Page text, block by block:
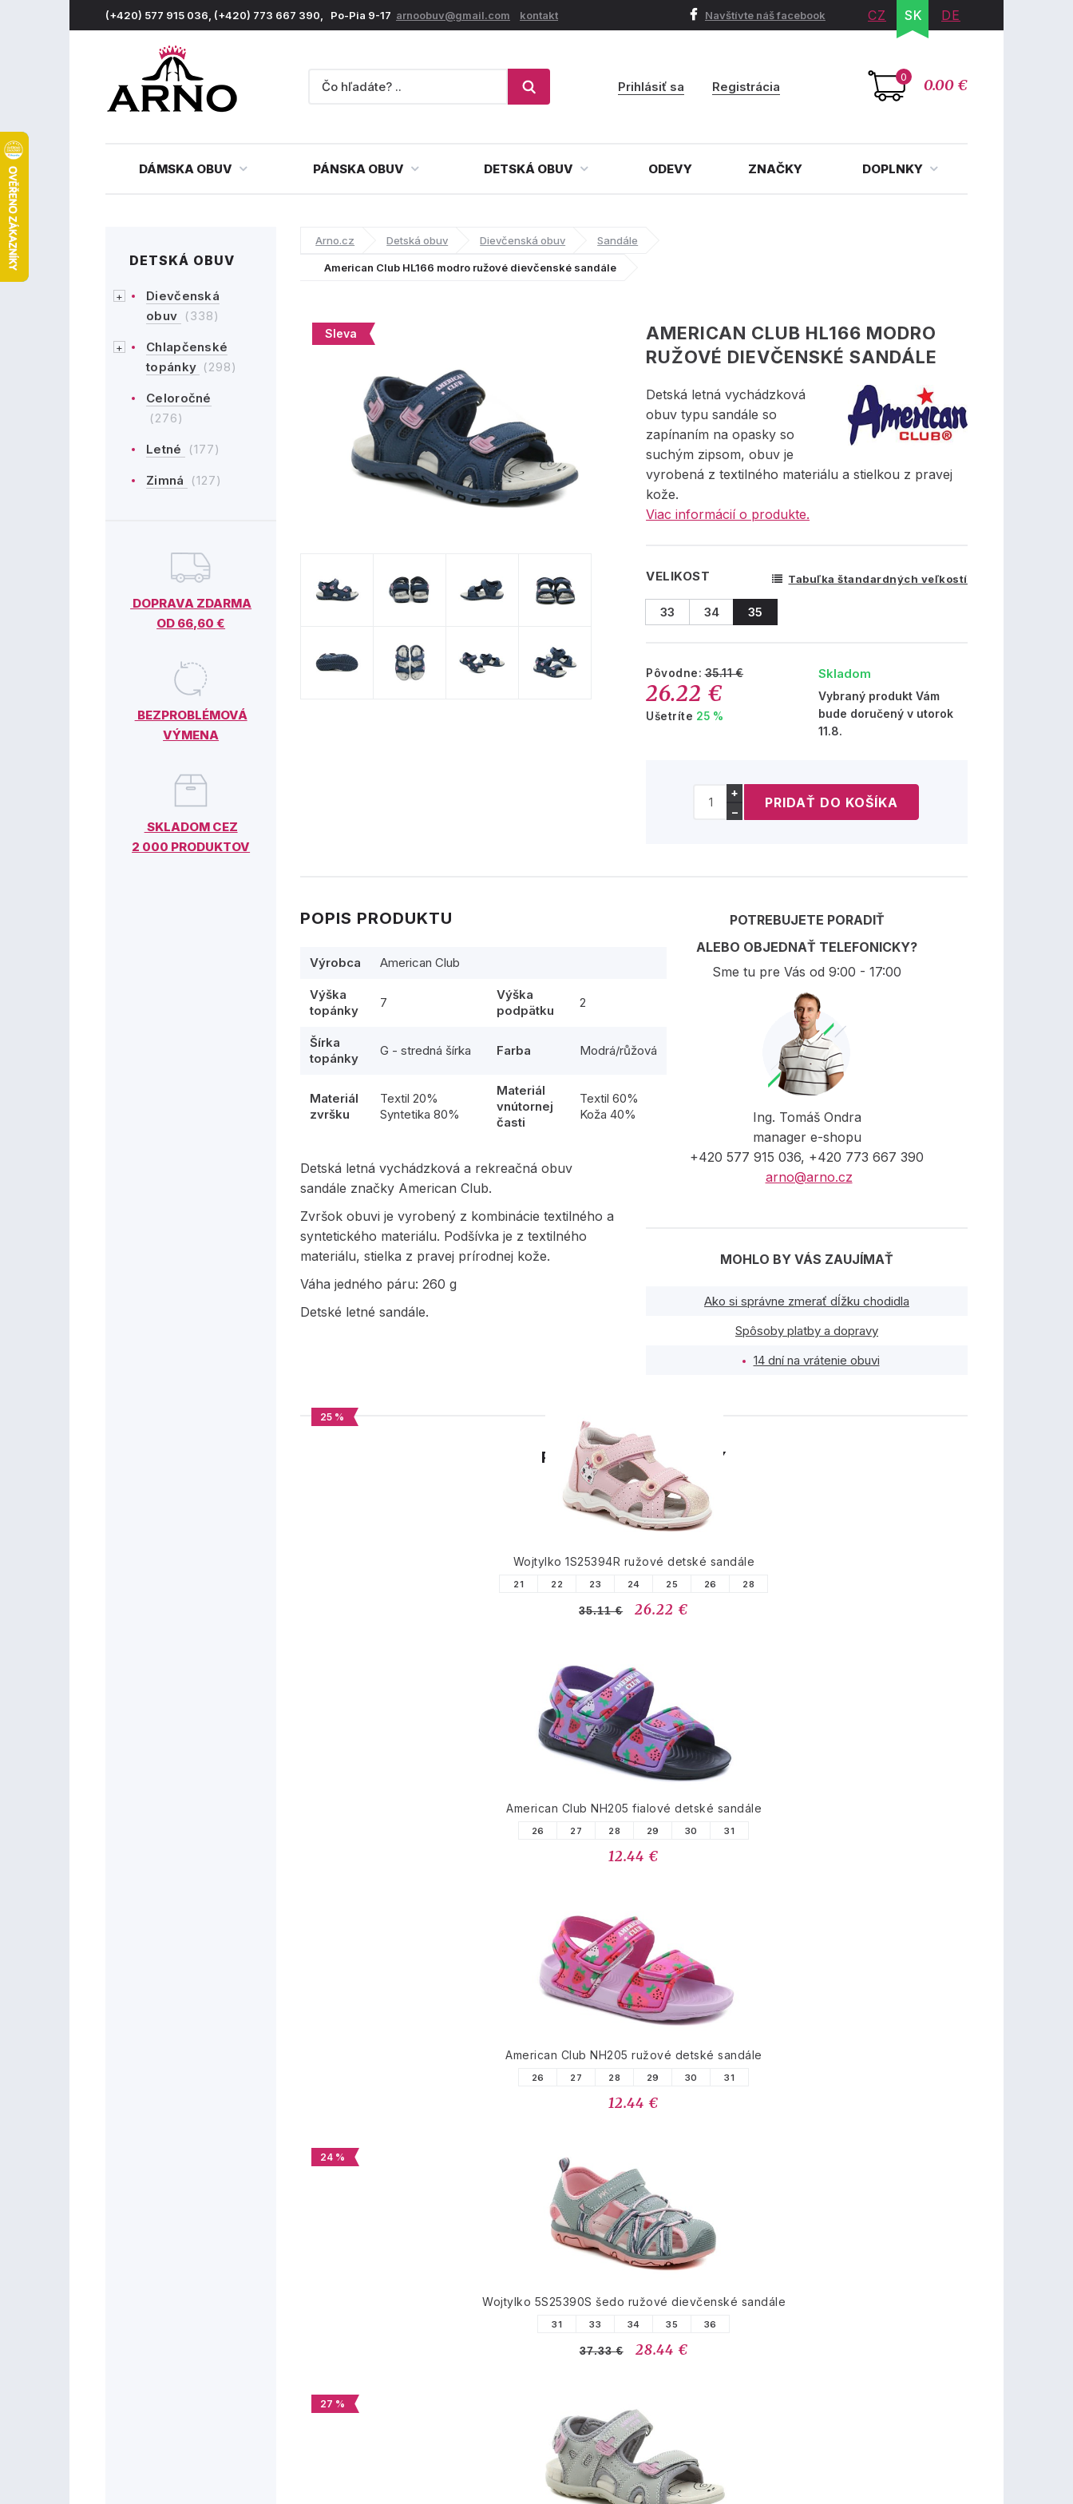
(+420) 577 915 036, (+420) 773 667 390, Po-Pia 9-17 arnoobuv@gmail.com kontakt Navštívte náš facebook CZ SK DE
0 0.00 €
Prihlásiť sa Registrácia
DÁMSKA OBUV PÁNSKA OBUV DETSKÁ OBUV ODEVY ZNAČKY DOPLNKY
DETSKÁ OBUV
Dievčenská
obuv (338)
Chlapčenské
topánky (298)
Celoročné
(276)
Letné (177)
Zimná (127)
DOPRAVA ZDARMA
OD 66,60 €
BEZPROBLÉMOVÁ
VÝMENA
SKLADOM CEZ
2 000 PRODUKTOV
Arno.cz Detská obuv Dievčenská obuv Sandále
American Club HL166 modro ružové dievčenské sandále
Sleva
AMERICAN CLUB HL166 MODRO
RUŽOVÉ DIEVČENSKÉ SANDÁLE
Detská letná vychádzková
obuv typu sandále so
zapínaním na opasky so
suchým zipsom, obuv je
vyrobená z textilného materiálu a stielkou z pravej
kože.
Viac informácií o produkte.
VELIKOST Tabuľka štandardných veľkostí
33 34 35
Pôvodne:35.11 €
26.22 €
Ušetríte 25 %
Skladom
Vybraný produkt Vám
bude doručený v utorok
11.8.
+
−
POPIS PRODUKTU
Výrobca American Club
Výška
topánky
7
Výška
podpätku
2
Šírka
topánky
G - stredná šírka Farba Modrá/růžová
Materiál
zvršku
Textil 20%
Syntetika 80%
Materiál
vnútornej
časti
Textil 60%
Koža 40%
Detská letná vychádzková a rekreačná obuv
sandále značky American Club.
Zvršok obuvi je vyrobený z kombinácie textilného a
syntetického materiálu. Podšívka je z textilného
materiálu, stielka z pravej prírodnej kože.
Váha jedného páru: 260 g
Detské letné sandále.
POTREBUJETE PORADIŤ
ALEBO OBJEDNAŤ TELEFONICKY?
Sme tu pre Vás od 9:00 - 17:00
Ing. Tomáš Ondra
manager e-shopu
+420 577 915 036, +420 773 667 390
arno@arno.cz
MOHLO BY VÁS ZAUJÍMAŤ
Ako si správne zmerať dĺžku chodidla
Spôsoby platby a dopravy
14 dní na vrátenie obuvi
PODOBNÉ PRODUKTY
25 %
Wojtylko 1S25394R ružové detské sandále
21 22 23 24 25 26 28
35.11 € 26.22 €
American Club NH205 fialové detské sandále
26 27 28 29 30 31
12.44 €
American Club NH205 ružové detské sandále
26 27 28 29 30 31
12.44 €
24 %
Wojtylko 5S25390S šedo ružové dievčenské sandále
31 33 34 35 36
37.33 € 28.44 €
27 %